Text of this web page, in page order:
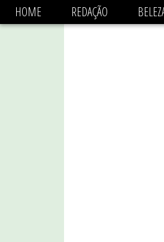
async='async' data-ad-
HOME REDAÇÃO